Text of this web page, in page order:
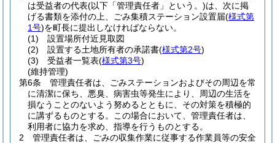
は受益者の代表(以下「管理責任者」という。)は、次に掲
げる書類を添付の上、ごみ集積ステーション設置届(様式第
1号)を町長に提出しなければならない。
(1)
設置場所付近見取図
(2)
設置する土地所有者の承諾書(様式第2号)
(3)
受益者一覧表(様式第3号)
(維持管理)
第6条
管理責任者は、ごみステーションおよびその周辺を常
に清潔に保ち、悪臭、病害虫等発生により、周辺の生活を
損なうことのないよう努めるとともに、その対策を積極的
に講ずるものとする。
この場合において、管理責任者は、
利用者に協力を求め、指導を行うものとする。
2
管理責任者は、ごみの収集作業に従事する作業員等の安全